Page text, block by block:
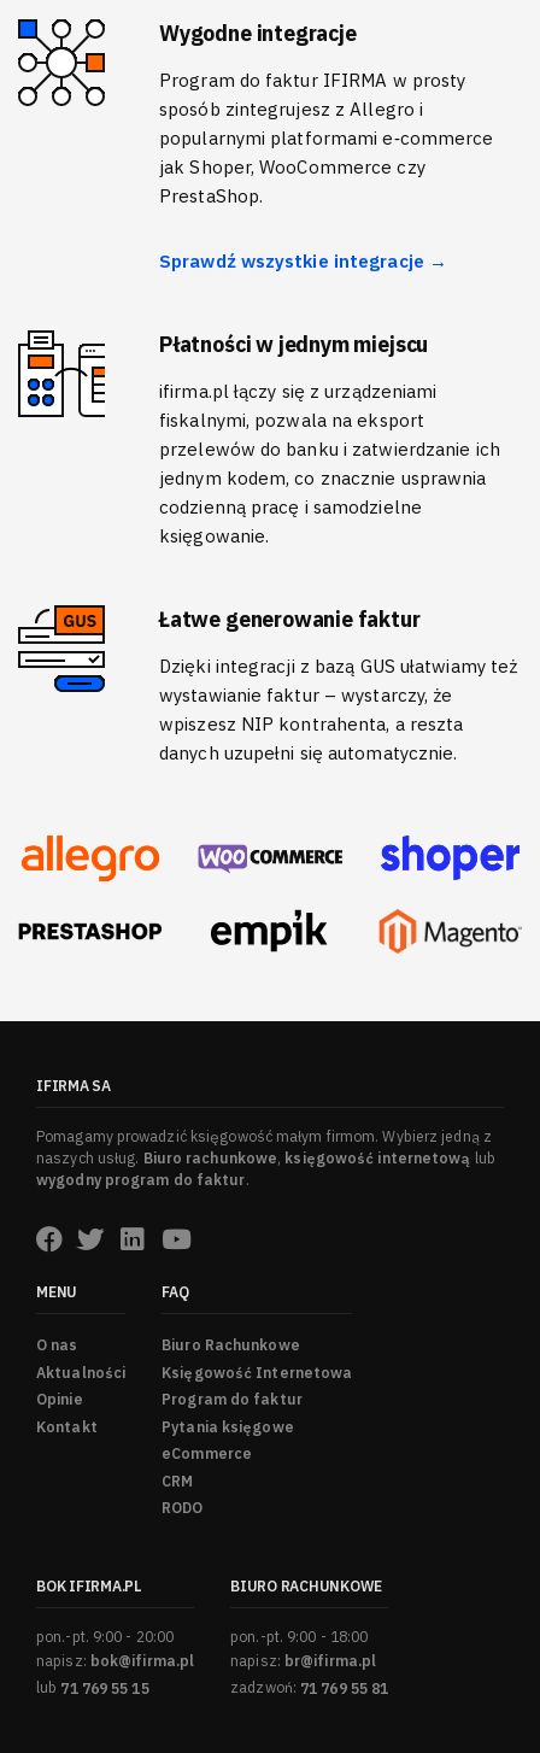
Wygodne integracje
Program do faktur IFIRMA w prosty
sposób zintegrujesz z Allegro i
popularnymi platformami e‑commerce
jak Shoper, WooCommerce czy
PrestaShop.
Sprawdź wszystkie integracje →
Płatności w jednym miejscu
ifirma.pl łączy się z urządzeniami
fiskalnymi, pozwala na eksport
przelewów do banku i zatwierdzanie ich
jednym kodem, co znacznie usprawnia
codzienną pracę i samodzielne
księgowanie.
Łatwe generowanie faktur
Dzięki integracji z bazą GUS ułatwiamy też
wystawianie faktur – wystarczy, że
wpiszesz NIP kontrahenta, a reszta
danych uzupełni się automatycznie.
IFIRMA SA
Pomagamy prowadzić księgowość małym firmom. Wybierz jedną z
naszych usług. Biuro rachunkowe, księgowość internetową lub
wygodny program do faktur.
MENU
O nas
Aktualności
Opinie
Kontakt
FAQ
Biuro Rachunkowe
Księgowość Internetowa
Program do faktur
Pytania księgowe
eCommerce
CRM
RODO
BOK IFIRMA.PL
pon.-pt. 9:00 - 20:00
napisz: bok@ifirma.pl
lub 71 769 55 15
BIURO RACHUNKOWE
pon.-pt. 9:00 - 18:00
napisz: br@ifirma.pl
zadzwoń: 71 769 55 81